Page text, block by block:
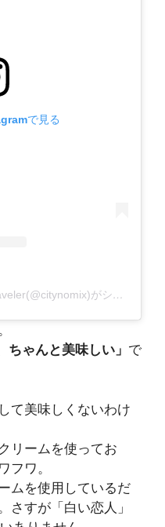
で見る
CityNomix | Tokyo & World Traveler(@citynomix)がシェアした投稿
ちゃんと美味しい」 で
て美味しくないわけ
リームを使ってお
フワ。
ムを使用しているだ
さすが「白い恋人」